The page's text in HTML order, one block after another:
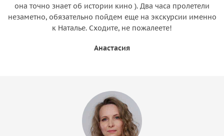
она точно знает об истории кино ). Два часа пролетели
незаметно, обязательно пойдем еще на экскурсии именно
к Наталье. Сходите, не пожалеете!
Анастасия